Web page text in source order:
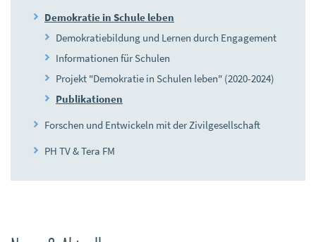
Demokratie in Schule leben
Demokratiebildung und Lernen durch Engagement
Informationen für Schulen
Projekt "Demokratie in Schulen leben" (2020-2024)
Publikationen
Forschen und Entwickeln mit der Zivilgesellschaft
PH TV & Tera FM